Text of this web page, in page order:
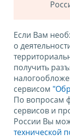
Если Вам
о
получить
сервисом
По вопросам
сервисов и
России Вы
технической